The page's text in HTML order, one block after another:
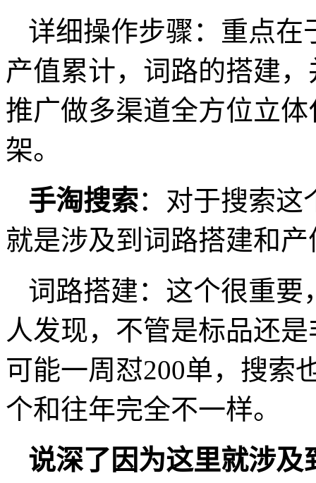
详细操作步骤：重点在
产值累计，词路的搭建
推广做多渠道全方位立
架。
手淘搜索：对于搜索这
就是涉及到词路搭建和
词路搭建：这个很重要
人发现，不管是标品还
可能一周怼200单，搜索
个和往年完全不一样。
说深了因为这里就涉及